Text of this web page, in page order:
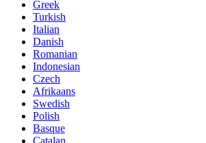
Greek
Turkish
Italian
Danish
Romanian
Indonesian
Czech
Afrikaans
Swedish
Polish
Basque
Catalan